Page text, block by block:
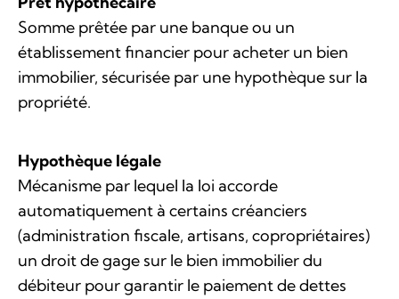
Somme prêtée par une banque ou un
établissement financier pour acheter un bien
immobilier, sécurisée par une hypothèque sur la
propriété.
Hypothèque légale
Mécanisme par lequel la loi accorde
automatiquement à certains créanciers
(administration fiscale, artisans, copropriétaires)
un droit de gage sur le bien immobilier du
débiteur pour garantir le paiement de dettes